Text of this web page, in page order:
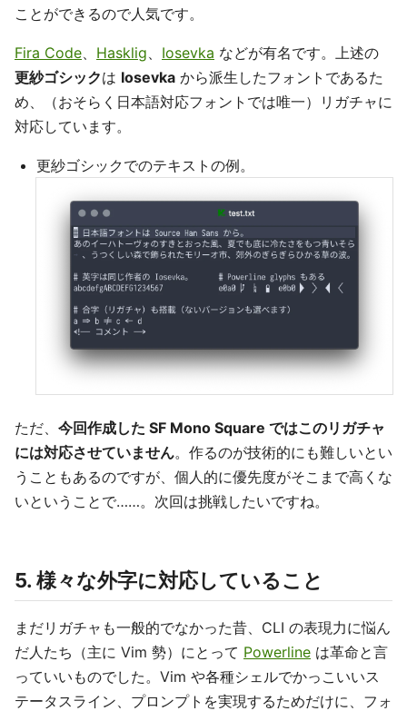
ことができるので人気です。
Fira Code、 Hasklig、 Iosevka などが有名です。上述の
更紗ゴシックは Iosevka から派生したフォントであるた
め、（おそらく日本語対応フォントでは唯一）リガチャに
対応しています。
更紗ゴシックでのテキストの例。
ただ、 今回作成した SF Mono Square ではこのリガチャ
には対応させていません。作るのが技術的にも難しいとい
うこともあるのですが、個人的に優先度がそこまで高くな
いということで……。次回は挑戦したいですね。
5. 様々な外字に対応していること
まだリガチャも一般的でなかった昔、CLI の表現力に悩ん
だ人たち（主に Vim 勢）にとって Powerline は革命と言
っていいものでした。Vim や各種シェルでかっこいいス
テータスライン、プロンプトを実現するためだけに、フォ